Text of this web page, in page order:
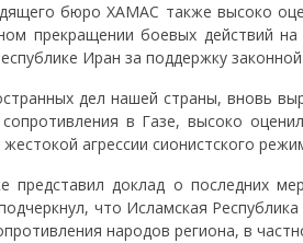
бюро ХАМАС также высоко
прекращении боевых действий
Иран за поддержку
дел нашей страны, вновь
в Газе, высоко
агрессии сионистского
представил доклад о последних
что Исламская
народов региона, в